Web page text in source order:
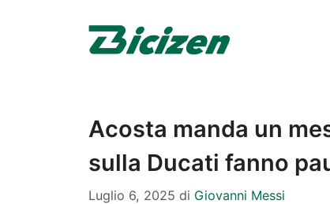
Acosta manda un
sulla Ducati fanno
Luglio 6, 2025 di Giovanni Messi